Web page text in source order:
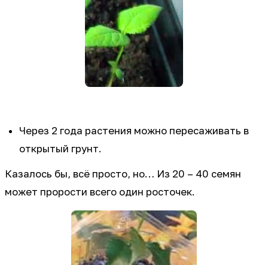
Через 2 года растения можно пересаживать в
открытый грунт.
Казалось бы, всё просто, но… Из 20 – 40 семян
может прорости всего один росточек.